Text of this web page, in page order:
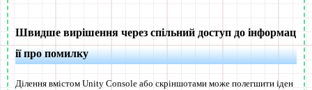
Швидше вирішення через спільний доступ до інформац
ії про помилку
Ділення вмістом Unity Console або скріншотами може полегшити іден